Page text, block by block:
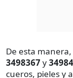
De esta
3498367y
cueros, pieles y